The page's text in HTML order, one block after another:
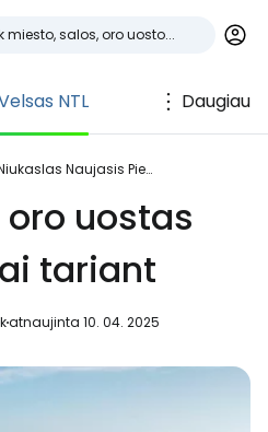
NTL Daugiau
Niukaslas Naujasis Pietų Velsas
uostas
tariant
atnaujinta 10. 04. 2025
prie
bendruomenė
su Google
su Facebook